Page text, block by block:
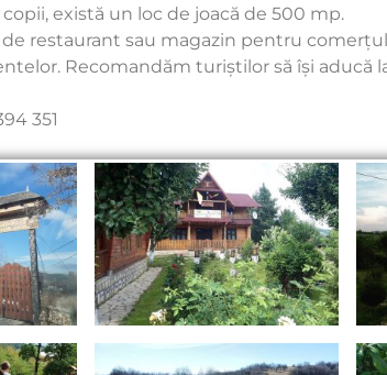
există un loc de joacă de 500 mp.
restaurant sau magazin pentru
Recomandăm turiștilor să își aducă
351